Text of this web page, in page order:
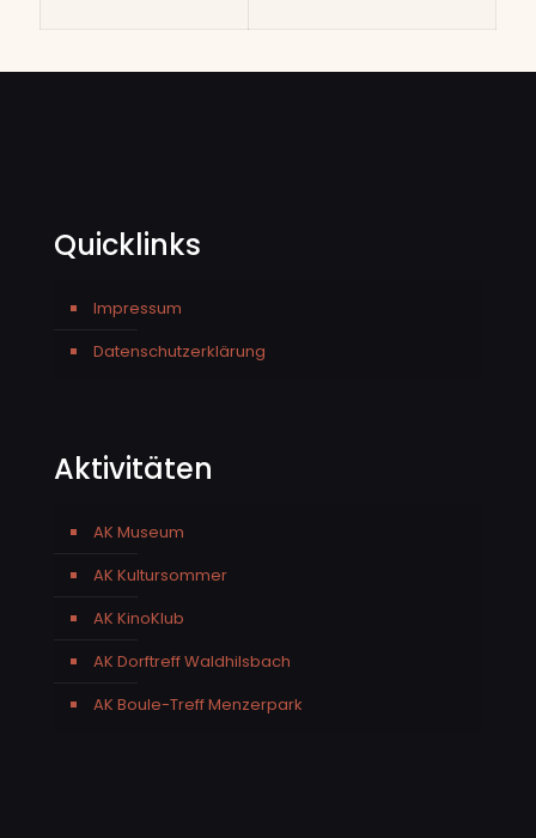
Quicklinks
Impressum
Datenschutzerklärung
Aktivitäten
AK Museum
AK Kultursommer
AK KinoKlub
AK Dorftreff Waldhilsbach
AK Boule-Treff Menzerpark